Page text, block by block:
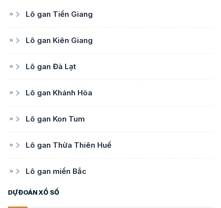
Lô gan Tiền Giang
Lô gan Kiên Giang
Lô gan Đà Lạt
Lô gan Khánh Hòa
Lô gan Kon Tum
Lô gan Thừa Thiên Huế
Lô gan miền Bắc
DỰ ĐOÁN XỔ SỐ